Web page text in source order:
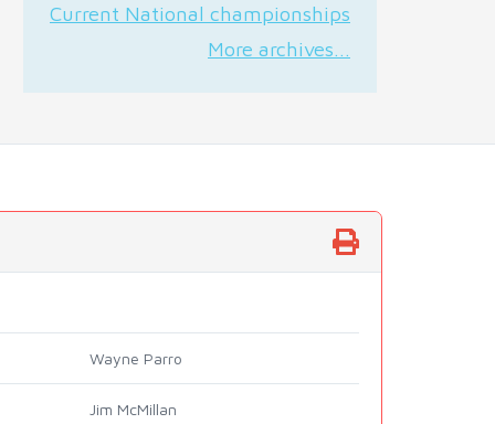
Current National championships
More archives...
Wayne Parro
Jim McMillan